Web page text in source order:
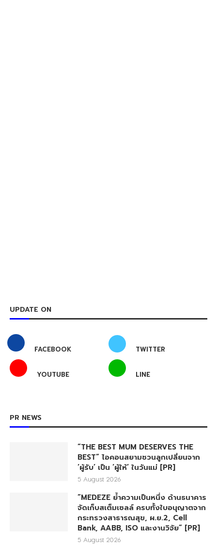
UPDATE ON
FACEBOOK TWITTER
YOUTUBE LINE
PR NEWS
“THE BEST MUM DESERVES THE
BEST” ไอคอนสยามชวนลูกเปลี่ยนจาก
‘ผู้รับ’ เป็น ‘ผู้ให้’ ในวันแม่ [PR]
5 August 2026
“MEDEZE ย้ำความเป็นหนึ่ง ด้านธนาคาร
จัดเก็บสเต็มเซลล์ ครบทั้งใบอนุญาตจาก
กระทรวงสาธารณสุข, ผ.ย.2, Cell
Bank, AABB, ISO และงานวิจัย” [PR]
5 August 2026